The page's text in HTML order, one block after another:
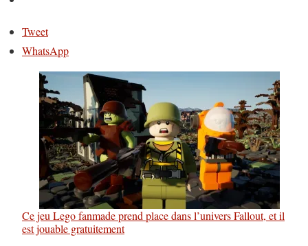
Tweet
WhatsApp
Ce jeu Lego fanmade prend place dans l’univers Fallout, et il
est jouable gratuitement